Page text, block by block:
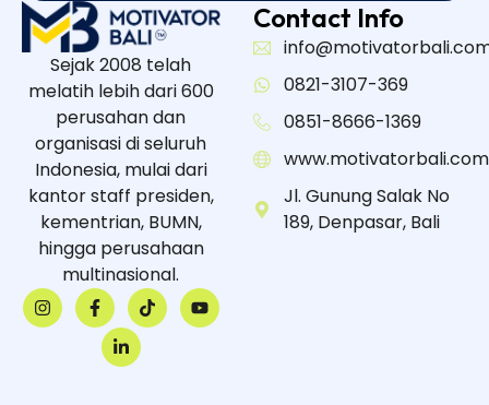
Sejak 2008 telah
melatih lebih dari 600
perusahan dan
organisasi di seluruh
Indonesia, mulai dari
kantor staff presiden,
kementrian, BUMN,
hingga perusahaan
multinasional.
Contact Info
0821-3107-369
0851-8666-1369
www.motivatorbali.com
Jl. Gunung Salak No
189, Denpasar, Bali